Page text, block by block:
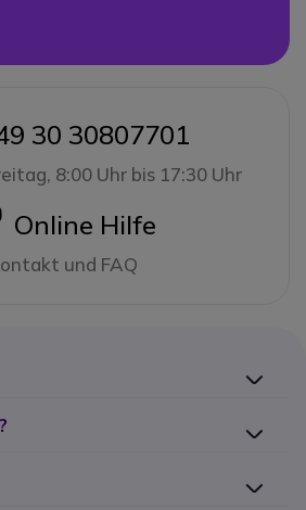
30 30807701
8:00 Uhr bis 17:30 Uhr
icon
Online Hilfe
und FAQ